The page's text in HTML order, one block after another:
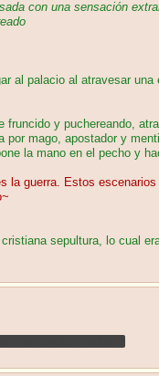
con una sensación
al palacio al atravesar
y puchereando,
mago, apostador y
la mano en el pecho y
la guerra. Estos
sepultura, lo cual